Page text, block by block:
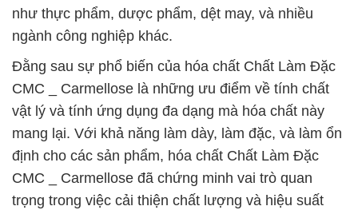
như thực phẩm, dược phẩm, dệt may, và nhiều
ngành công nghiệp khác.
Đằng sau sự phổ biến của hóa chất Chất Làm Đặc
CMC _ Carmellose là những ưu điểm về tính chất
vật lý và tính ứng dụng đa dạng mà hóa chất này
mang lại. Với khả năng làm dày, làm đặc, và làm ổn
định cho các sản phẩm, hóa chất Chất Làm Đặc
CMC _ Carmellose đã chứng minh vai trò quan
trọng trong việc cải thiện chất lượng và hiệu suất